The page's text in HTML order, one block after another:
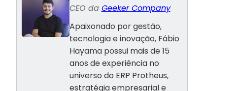
CEO da Geeker Company
Apaixonado por gestão,
tecnologia e inovação, Fábio
Hayama possui mais de 15
anos de experiência no
universo do ERP Protheus,
estratégia empresarial e